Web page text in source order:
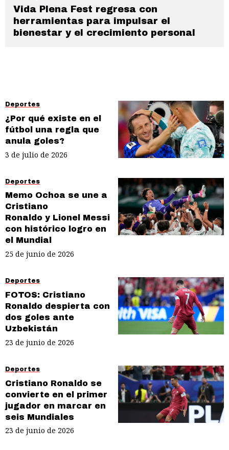
Vida Plena Fest regresa con
herramientas para impulsar el
bienestar y el crecimiento personal
Deportes
¿Por qué existe en el
fútbol una regla que
anula goles?
3 de julio de 2026
Deportes
Memo Ochoa se une a
Cristiano
Ronaldo y Lionel Messi
con histórico logro en
el Mundial
25 de junio de 2026
Deportes
FOTOS: Cristiano
Ronaldo despierta con
dos goles ante
Uzbekistán
23 de junio de 2026
Deportes
Cristiano Ronaldo se
convierte en el primer
jugador en marcar en
seis Mundiales
23 de junio de 2026